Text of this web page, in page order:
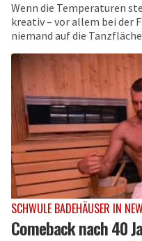
Wenn die Temperaturen
kreativ – vor allem bei der
niemand auf die
SCHWULE BADEHÄUSER IN
Comeback nach 40